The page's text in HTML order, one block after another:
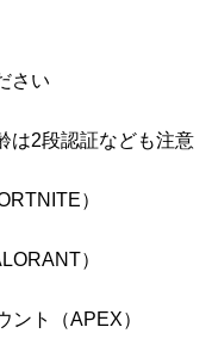
さい
は2段認証なども注意
）
）
ント（APEX）